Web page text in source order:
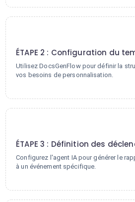
ÉTAPE 2 : Configuration du
Utilisez DocsGenFlow pour définir la
vos besoins de personnalisation.
ÉTAPE 3 : Définition des
Configurez l'agent IA pour générer le
à un événement spécifique.